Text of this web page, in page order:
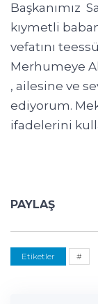
Başkanımız
kıymetli
vefatını
Merhumeye
, ailesine ve
ediyorum.
ifadelerini
PAYLAŞ
Etiketler #